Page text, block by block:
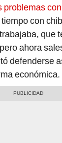
problemas
con
que
ahora
defenderse
económica.